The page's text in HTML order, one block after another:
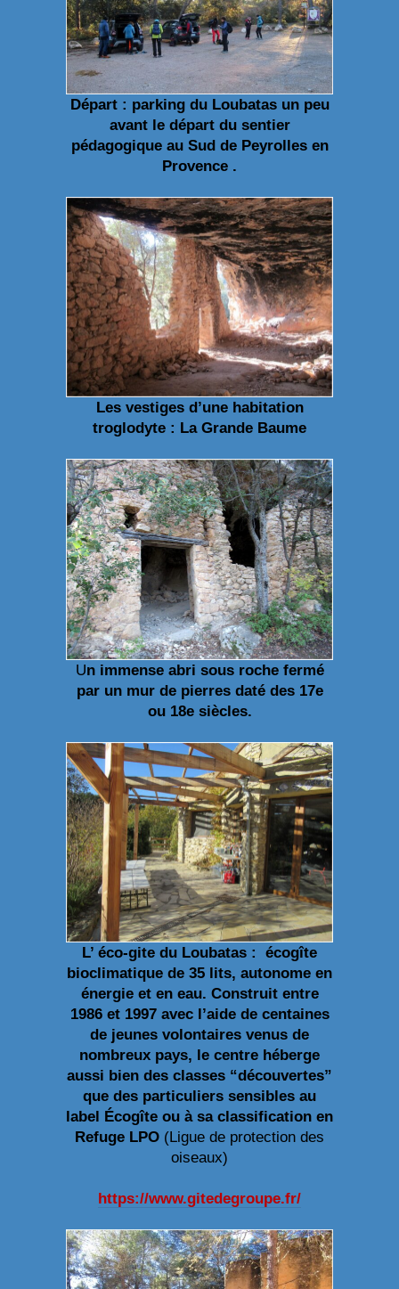
Départ : parking du Loubatas un peu
avant le départ du sentier
pédagogique au Sud de Peyrolles en
Provence .
Les vestiges d’une habitation
troglodyte : La Grande Baume
Un immense abri sous roche fermé
par un mur de pierres daté des 17e
ou 18e siècles.
L’ éco-gite du Loubatas : écogîte
bioclimatique de 35 lits, autonome en
énergie et en eau. Construit entre
1986 et 1997 avec l’aide de centaines
de jeunes volontaires venus de
nombreux pays, le centre héberge
aussi bien des classes “découvertes”
que des particuliers sensibles au
label Écogîte ou à sa classification en
Refuge LPO (Ligue de protection des
oiseaux)
https://www.gitedegroupe.fr/